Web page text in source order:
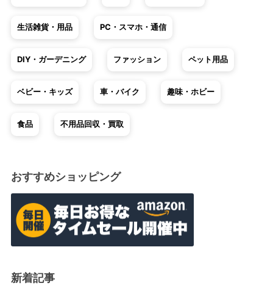
生活雑貨・用品 PC・スマホ・通信
DIY・ガーデニング ファッション ペット用品
ベビー・キッズ 車・バイク 趣味・ホビー
食品 不用品回収・買取
おすすめショッピング
新着記事